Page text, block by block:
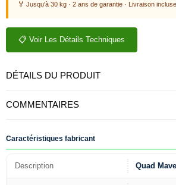
🏅 Jusqu'à 30 kg · 2 ans de garantie · Livraison incluse
📋 Voir Les Détails Techniques
DÉTAILS DU PRODUIT
COMMENTAIRES
Caractéristiques fabricant
Description Quad